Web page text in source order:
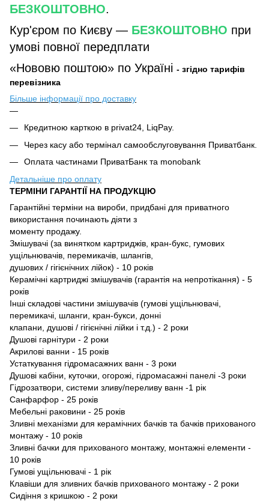
БЕЗКОШТОВНО.
Кур'єром по Києву — БЕЗКОШТОВНО при
умові повної передплати
«Нововю поштою» по Україні - згідно тарифів
перевізника
Більше інформації про доставку
Кредитною карткою в privat24, LiqPay.
Через касу або термінал самообслуговування Приватбанк.
Оплата частинами ПриватБанк та monobank
Детальніше про оплату
ТЕРМІНИ ГАРАНТІЇ НА ПРОДУКЦІЮ
Гарантійні терміни на вироби, придбані для приватного
використання починають діяти з
моменту продажу.
Змішувачі (за винятком картриджів, кран-букс, гумових
ущільнювачів, перемикачів, шлангів,
душових / гігієнічних лійок) - 10 років
Керамічні картриджі змішувачів (гарантія на непротікання) - 5
років
Інші складові частини змішувачів (гумові ущільнювачі,
перемикачі, шланги, кран-букси, донні
клапани, душовi / гiгiєнiчнi лiйки і т.д.) - 2 роки
Душові гарнітури - 2 роки
Акрилові ванни - 15 років
Устаткування гідромасажних ванн - 3 роки
Душові кабіни, куточки, огорожі, гідромасажні панелі -3 роки
Гідрозатвори, системи зливу/переливу ванн -1 рік
Caнфарфор - 25 років
Мебельнi раковини - 25 років
Зливні механізми для керамічних бачків та бачків прихованого
монтажу - 10 років
Зливні бачки для прихованого монтажу, монтажні елементи -
10 років
Гумові ущільнювачi - 1 рік
Клавіши для зливних бачків прихованого монтажу - 2 роки
Сидіння з кришкою - 2 роки